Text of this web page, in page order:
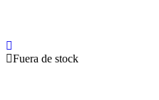
Fuera de stock